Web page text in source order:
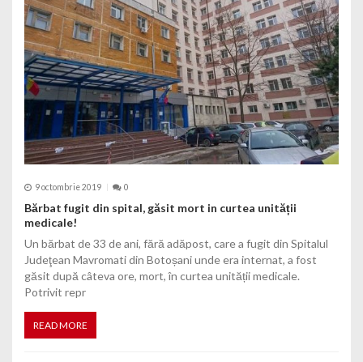
9 octombrie 2019 0
Bărbat fugit din spital, găsit mort in curtea unității
medicale!
Un bărbat de 33 de ani, fără adăpost, care a fugit din Spitalul
Judeţean Mavromati din Botoșani unde era internat, a fost
găsit după câteva ore, mort, în curtea unității medicale.
Potrivit repr
READ MORE